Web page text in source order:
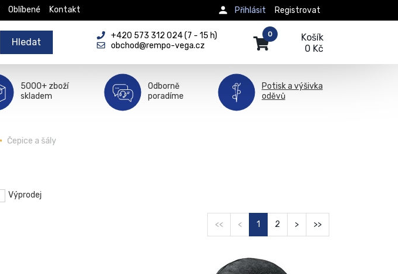
Oblíbené Kontakt Registrovat
Přihlásit
Hledat
+420 573 312 024 (7 - 15 h)
obchod@rempo-vega.cz
Košík
0 Kč
0
5000+ zboží
skladem
Odborně
poradíme
Potisk a výšivka
oděvů
Čepice a šály
Výprodej
<< < 1 2 > >>